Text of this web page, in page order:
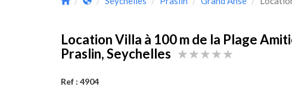
Location Villa à 100 m de la Plage
Praslin, Seychelles
Ref : 4904